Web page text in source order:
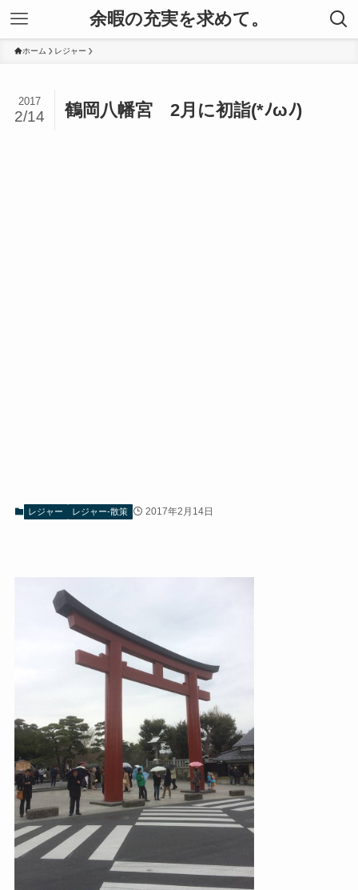
余暇の充実を求めて。
ホーム レジャー
鶴岡八幡宮 2月に初詣(*ﾉωﾉ)
2017
2/14
レジャー レジャー-散策 2017年2月14日